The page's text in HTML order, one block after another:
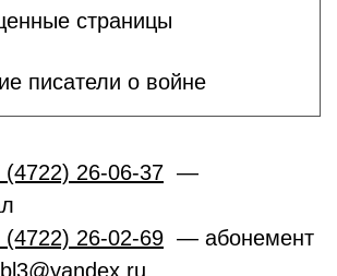
страницы
писатели о войне
(4722) 26-06-37 —
(4722) 26-02-69 — абонемент